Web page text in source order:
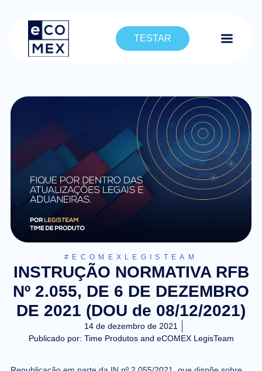
TESTAR
#ECOMEXLEGISTEAM
INSTRUÇÃO NORMATIVA RFB
Nº 2.055, DE 6 DE DEZEMBRO
DE 2021 (DOU de 08/12/2021)
14 de dezembro de 2021
Publicado por: Time Produtos and eCOMEX LegisTeam